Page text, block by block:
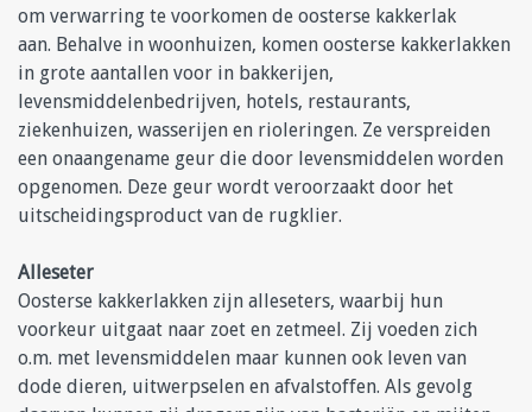
om verwarring te voorkomen de oosterse kakkerlak
aan. Behalve in woonhuizen, komen oosterse kakkerlakken
in grote aantallen voor in bakkerijen,
levensmiddelenbedrijven, hotels, restaurants,
ziekenhuizen, wasserijen en rioleringen. Ze verspreiden
een onaangename geur die door levensmiddelen worden
opgenomen. Deze geur wordt veroorzaakt door het
uitscheidingsproduct van de rugklier.
Alleseter
Oosterse kakkerlakken zijn alleseters, waarbij hun
voorkeur uitgaat naar zoet en zetmeel. Zij voeden zich
o.m. met levensmiddelen maar kunnen ook leven van
dode dieren, uitwerpselen en afvalstoffen. Als gevolg